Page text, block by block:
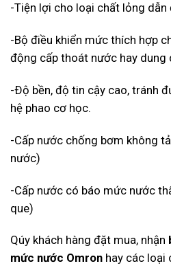
-Tiện lợi cho loại chất lỏng dẫn
-Bộ điều khiển mức thích hợp
động cấp thoát nước hay dung
-Ðộ bền, độ tin cậy cao, tránh
hệ phao cơ học.
-Cấp nước chống bơm không
nước)
-Cấp nước có báo mức nước
que)
Qúy khách hàng đặt mua, nhận
mức nước Omron hay các loại